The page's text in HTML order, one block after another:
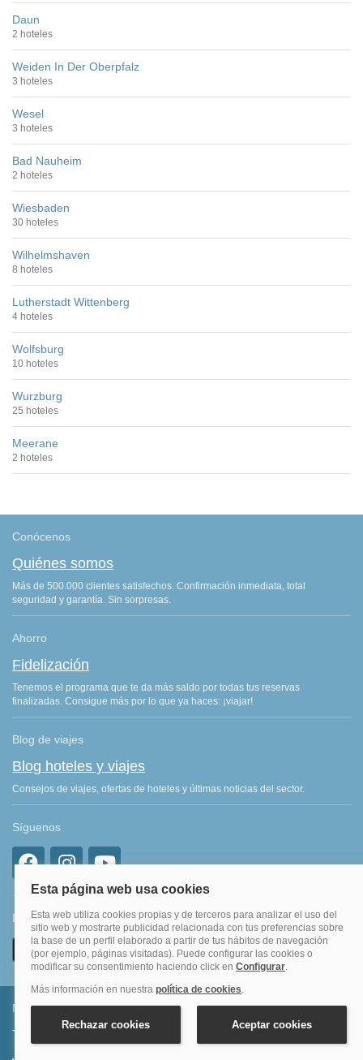
Daun
2 hoteles
Weiden In Der Oberpfalz
3 hoteles
Wesel
3 hoteles
Bad Nauheim
2 hoteles
Wiesbaden
30 hoteles
Wilhelmshaven
8 hoteles
Lutherstadt Wittenberg
4 hoteles
Wolfsburg
10 hoteles
Wurzburg
25 hoteles
Meerane
2 hoteles
Conócenos
Quiénes somos
Más de 500.000 clientes satisfechos. Confirmación inmediata, total
seguridad y garantía. Sin sorpresas.
Ahorro
Fidelización
Tenemos el programa que te da más saldo por todas tus reservas
finalizadas. Consigue más por lo que ya haces: ¡viajar!
Blog de viajes
Blog hoteles y viajes
Consejos de viajes, ofertas de hoteles y últimas noticias del sector.
Síguenos
Descarga nuestra APP
Métodos de pago permitidos